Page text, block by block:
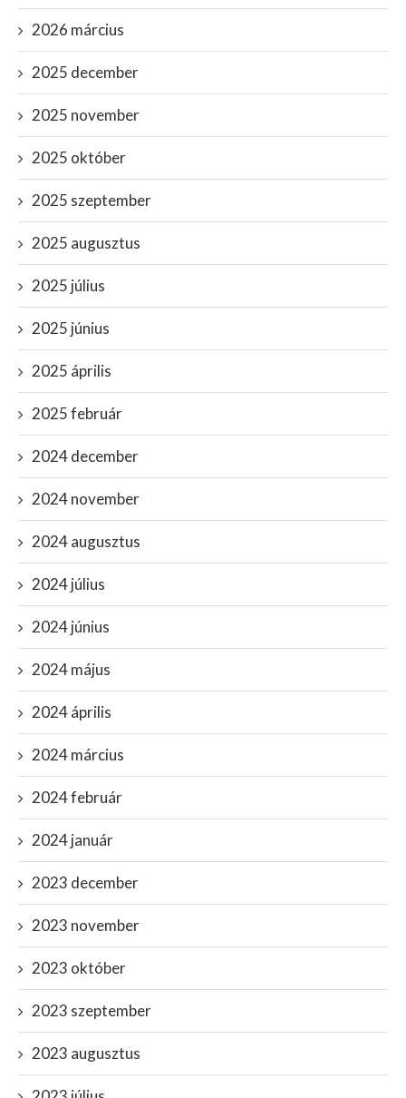
2026 március
2025 december
2025 november
2025 október
2025 szeptember
2025 augusztus
2025 július
2025 június
2025 április
2025 február
2024 december
2024 november
2024 augusztus
2024 július
2024 június
2024 május
2024 április
2024 március
2024 február
2024 január
2023 december
2023 november
2023 október
2023 szeptember
2023 augusztus